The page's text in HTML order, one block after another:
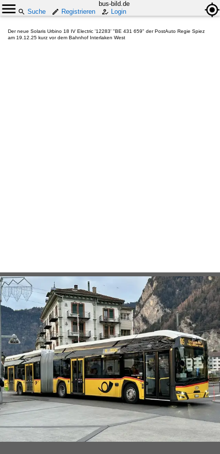
bus-bild.de
Suche
Registrieren Login
Der neue Solaris Urbino 18 IV Electric '12283' "BE 431 659" der PostAuto Regie Spiez
am 19.12.25 kurz vor dem Bahnhof Interlaken West